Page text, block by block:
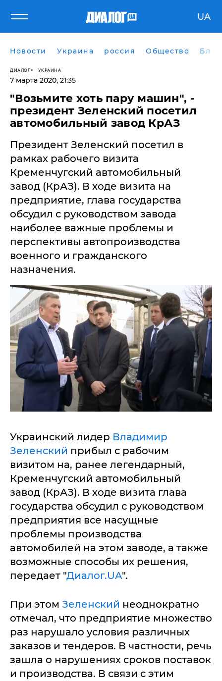
UA
Новости Украина россия Общество
ДИАЛОГ УКРАИНА
7 марта 2020, 21:35
"Возьмите хоть пару машин", -
президент Зеленский посетил
автомобильный завод КрАЗ
Президент Зеленский посетил в
рамках рабочего визита
Кременчугский автомобильный
завод (КрАЗ). В ходе визита на
предприятие, глава государства
обсудил с руководством завода
наиболее важные проблемы и
перспективы автопроизводства
военного и гражданского
назначения.
Украинский лидер Владимир
Зеленский прибыл с рабочим
визитом на, ранее легендарный,
Кременчугский автомобильный
завод (КрАЗ). В ходе визита глава
государства обсудил с руководством
предприятия все насущные
проблемы производства
автомобилей на этом заводе, а также
возможные способы их решения,
передает "Диалог.UA".
При этом Зеленский неоднократно
отмечал, что предприятие множество
раз нарушало условия различных
заказов и тендеров. В частности, речь
зашла о нарушениях сроков поставок
и производства. В связи с этим